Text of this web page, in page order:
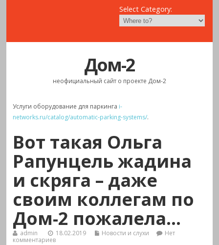
Select Category:
Дом-2
неофициальный сайт о проекте Дом-2
Услуги оборудование для паркинга i-
networks.ru/catalog/automatic-parking-systems/.
Вот такая Ольга
Рапунцель жадина
и скряга – даже
своим коллегам по
Дом-2 пожалела…
admin 18.02.2019 Новости и слухи
Нет
комментариев